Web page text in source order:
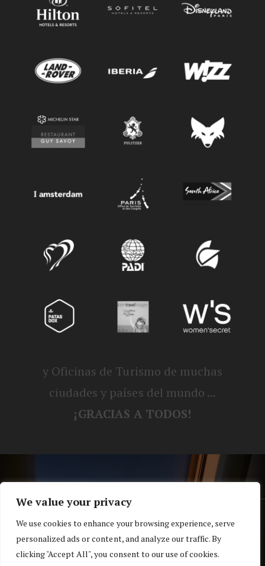
We value your privacy
We use cookies to enhance your browsing experience, serve
personalized ads or content, and analyze our traffic. By
clicking "Accept All", you consent to our use of cookies.
y Oficinas de Turismo de muchas
ciudades y países del mundo ...
¡GRACIAS A TODOS!
® Blog personal de Alex, Nerea, Turbo y
Koko |Política de privacidad y cookies